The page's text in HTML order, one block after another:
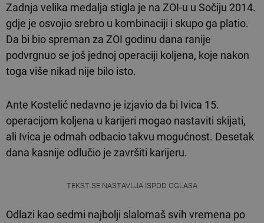
Zadnja velika medalja stigla je na ZOI-u u Sočiju 2014.
gdje je osvojio srebro u kombinaciji i skupo ga platio.
Da bi bio spreman za ZOI godinu dana ranije
podvrgnuo se još jednoj operaciji koljena, koje nakon
toga više nikad nije bilo isto.
Ante Kostelić nedavno je izjavio da bi Ivica 15.
operacijom koljena u karijeri mogao nastaviti skijati,
ali Ivica je odmah odbacio takvu mogućnost. Desetak
dana kasnije odlučio je završiti karijeru.
TEKST SE NASTAVLJA ISPOD OGLASA
Odlazi kao sedmi najbolji slalomaš svih vremena po